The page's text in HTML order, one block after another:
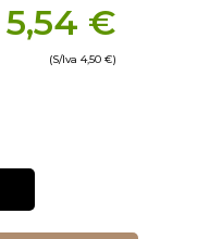
5,54 €
(S/Iva 4,50 €)